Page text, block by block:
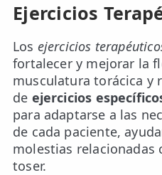
Ejercicios
Los ejercicios
fortalecer y mejorar la
musculatura torácica y
de ejercicios
para adaptarse a las
de cada paciente,
molestias relacionadas
toser.